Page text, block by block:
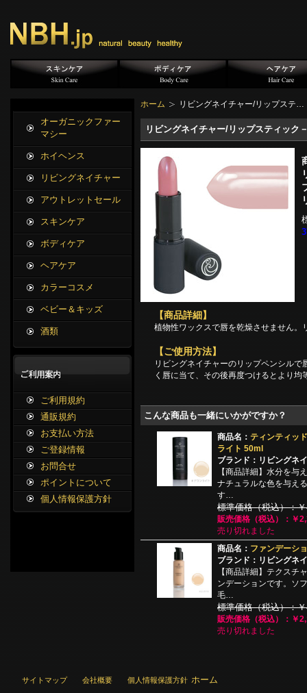
ホーム リビングネイチャー/リップステ…
リビングネイチャー/リップスティック
【商品詳細】
植物性ワックスで唇を乾燥させません
【ご使用方法】
リビングネイチャーのリップペンシル
く唇に当て、その後再度つけるとより均
こんな商品も一緒にいかがですか？
商品名： ティンティッ
ライト 50ml
ブランド：リビングネ
【商品詳細】水分を与
ナチュラルな色を与え
す…
標準価格（税込）：
販売価格（税込）：￥
売り切れました
商品名： ファンデーシ
ブランド：リビングネ
【商品詳細】テクスチ
ンデーションです。ソ
毛…
標準価格（税込）：
販売価格（税込）：￥
売り切れました
オーガニックファー
マシー
ホイヘンス
リビングネイチャー
アウトレットセール
スキンケア
ボディケア
ヘアケア
カラーコスメ
ベビー＆キッズ
酒類
ご利用規約
通販規約
お支払い方法
ご登録情報
お問合せ
ポイントについて
個人情報保護方針
ホーム
サイトマップ 会社概要 個人情報保護方針